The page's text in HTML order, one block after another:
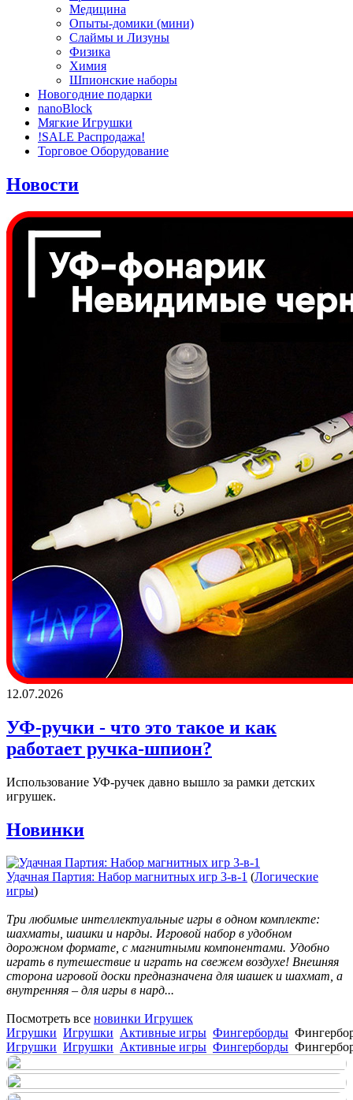
Медицина
Опыты-домики (мини)
Слаймы и Лизуны
Физика
Химия
Шпионские наборы
Новогодние подарки
nanoBlock
Мягкие Игрушки
!SALE Распродажа!
Торговое Оборудование
Новости
12.07.2026
УФ-ручки - что это такое и как
работает ручка-шпион?
Использование УФ-ручек давно вышло за рамки детских
игрушек.
Новинки
Удачная Партия: Набор магнитных игр 3-в-1 (Логические
игры)
Три любимые интеллектуальные игры в одном комплекте:
шахматы, шашки и нарды. Игровой набор в удобном
дорожном формате, с магнитными компонентами. Удобно
играть в путешествие и играть на свежем воздухе! Внешняя
сторона игровой доски предназначена для шашек и шахмат, а
внутренняя – для игры в нард...
Посмотреть все новинки Игрушек
Игрушки Игрушки Активные игры Фингерборды
Игрушки Игрушки Активные игры Фингерборды